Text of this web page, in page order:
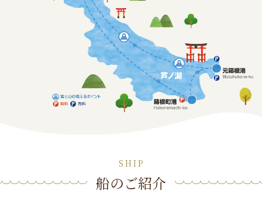
SHIP
船のご紹介